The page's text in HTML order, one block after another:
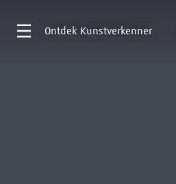
Ontdek Kunstverkenner